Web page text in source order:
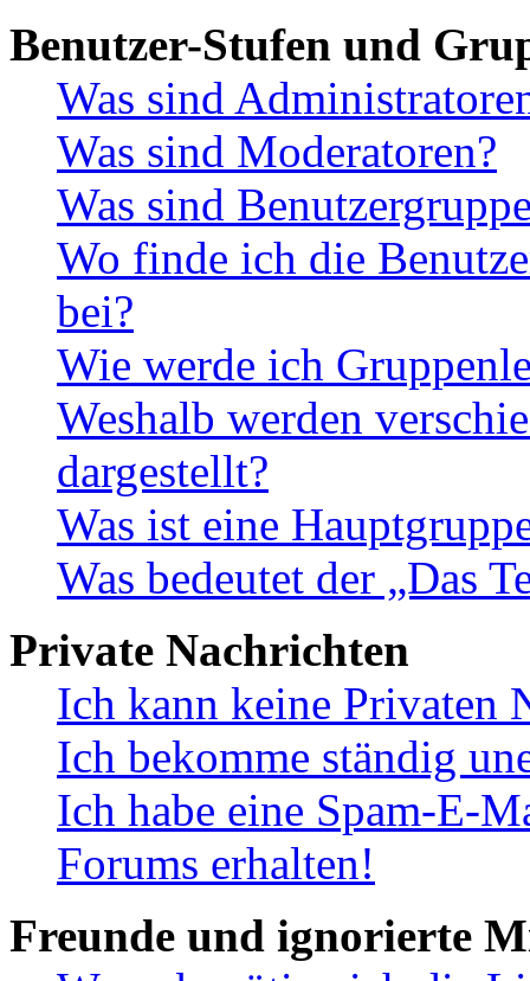
Benutzer-Stufen und
Was sind
Was sind Moderatoren?
Was sind
Wo finde ich die
bei?
Wie werde ich
Weshalb werden
dargestellt?
Was ist eine
Was bedeutet der „Das
Private Nachrichten
Ich kann keine Privaten
Ich bekomme ständig
Ich habe eine Spam-E-
Forums erhalten!
Freunde und ignorierte